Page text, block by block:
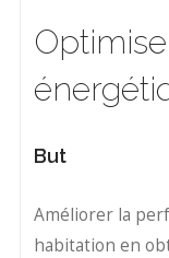
But
Améliorer la
habitation en